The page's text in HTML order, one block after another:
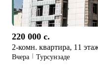
220 000 c.
2-комн. квартира, 11
Вчера Турсунзаде